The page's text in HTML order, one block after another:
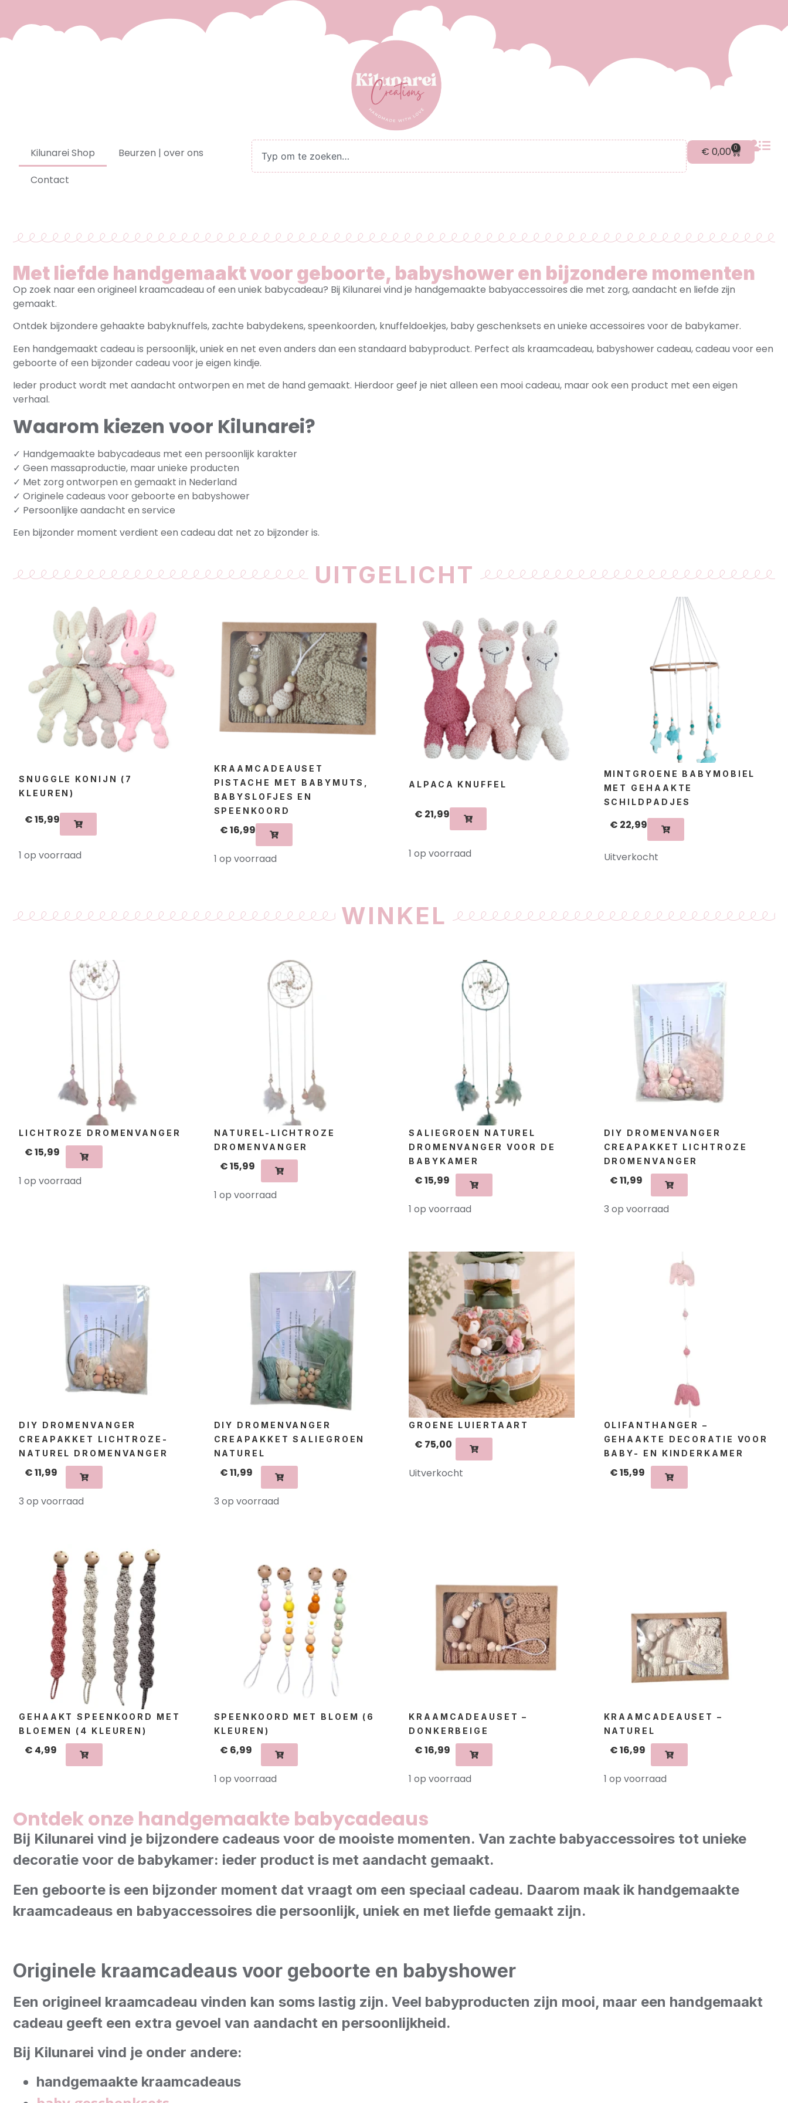
Kilunarei Shop
Beurzen | over ons
Contact
€ 0,00 0
Met liefde handgemaakt voor geboorte, babyshower en bijzondere momenten
Op zoek naar een origineel kraamcadeau of een uniek babycadeau? Bij Kilunarei vind je handgemaakte babyaccessoires die met zorg, aandacht en liefde zijn
gemaakt.
Ontdek bijzondere gehaakte babyknuffels, zachte babydekens, speenkoorden, knuffeldoekjes, baby geschenksets en unieke accessoires voor de babykamer.
Een handgemaakt cadeau is persoonlijk, uniek en net even anders dan een standaard babyproduct. Perfect als kraamcadeau, babyshower cadeau, cadeau voor een
geboorte of een bijzonder cadeau voor je eigen kindje.
Ieder product wordt met aandacht ontworpen en met de hand gemaakt. Hierdoor geef je niet alleen een mooi cadeau, maar ook een product met een eigen
verhaal.
Waarom kiezen voor Kilunarei?
✓ Handgemaakte babycadeaus met een persoonlijk karakter
✓ Geen massaproductie, maar unieke producten
✓ Met zorg ontworpen en gemaakt in Nederland
✓ Originele cadeaus voor geboorte en babyshower
✓ Persoonlijke aandacht en service
Een bijzonder moment verdient een cadeau dat net zo bijzonder is.
UITGELICHT
SNUGGLE KONIJN (7
KLEUREN)
€15,99
1 op voorraad
KRAAMCADEAUSET
PISTACHE MET BABYMUTS,
BABYSLOFJES EN
SPEENKOORD
€16,99
1 op voorraad
ALPACA KNUFFEL
€ 21,99
1 op voorraad
MINTGROENE BABYMOBIEL
MET GEHAAKTE
SCHILDPADJES
€ 22,99
Uitverkocht
WINKEL
LICHTROZE DROMENVANGER
€15,99
1 op voorraad
NATUREL-LICHTROZE
DROMENVANGER
€15,99
1 op voorraad
SALIEGROEN NATUREL
DROMENVANGER VOOR DE
BABYKAMER
€15,99
1 op voorraad
DIY DROMENVANGER
CREAPAKKET LICHTROZE
DROMENVANGER
€11,99
3 op voorraad
DIY DROMENVANGER
CREAPAKKET LICHTROZE-
NATUREL DROMENVANGER
€11,99
3 op voorraad
DIY DROMENVANGER
CREAPAKKET SALIEGROEN
NATUREL
€11,99
3 op voorraad
GROENE LUIERTAART
€ 75,00
Uitverkocht
OLIFANTHANGER –
GEHAAKTE DECORATIE VOOR
BABY- EN KINDERKAMER
€15,99
GEHAAKT SPEENKOORD MET
BLOEMEN (4 KLEUREN)
€ 4,99
SPEENKOORD MET BLOEM (6
KLEUREN)
€ 6,99
1 op voorraad
KRAAMCADEAUSET –
DONKERBEIGE
€16,99
1 op voorraad
KRAAMCADEAUSET –
NATUREL
€16,99
1 op voorraad
Ontdek onze handgemaakte babycadeaus
Bij Kilunarei vind je bijzondere cadeaus voor de mooiste momenten. Van zachte babyaccessoires tot unieke
decoratie voor de babykamer: ieder product is met aandacht gemaakt.
Een geboorte is een bijzonder moment dat vraagt om een speciaal cadeau. Daarom maak ik handgemaakte
kraamcadeaus en babyaccessoires die persoonlijk, uniek en met liefde gemaakt zijn.
Originele kraamcadeaus voor geboorte en babyshower
Een origineel kraamcadeau vinden kan soms lastig zijn. Veel babyproducten zijn mooi, maar een handgemaakt
cadeau geeft een extra gevoel van aandacht en persoonlijkheid.
Bij Kilunarei vind je onder andere:
handgemaakte kraamcadeaus